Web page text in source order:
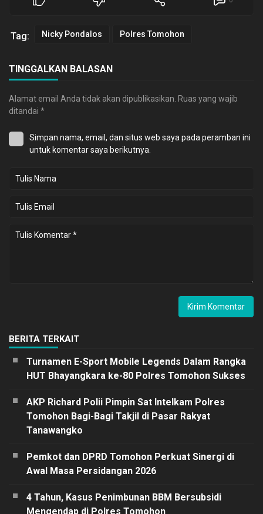
Tag: Nicky Pondalos Polres Tomohon
TINGGALKAN BALASAN
Alamat email Anda tidak akan dipublikasikan. Ruas yang wajib
ditandai *
Simpan nama, email, dan situs web saya pada peramban ini
untuk komentar saya berikutnya.
BERITA TERKAIT
Turnamen E-Sport Mobile Legends Dalam Rangka
HUT Bhayangkara ke-80 Polres Tomohon Sukses
AKP Richard Polii Pimpin Sat Intelkam Polres
Tomohon Bagi-Bagi Takjil di Pasar Rakyat
Tanawangko
Pemkot dan DPRD Tomohon Perkuat Sinergi di
Awal Masa Persidangan 2026
4 Tahun, Kasus Penimbunan BBM Bersubsidi
Mengendap di Polres Tomohon